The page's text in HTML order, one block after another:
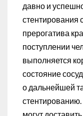
давно и
стентирования
прерогатива
поступлении
выполняется
состояние
о дальнейшей